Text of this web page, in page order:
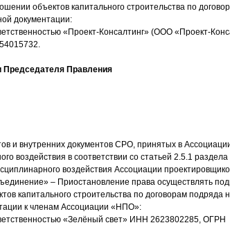
объектов капитального строительства по
документации:
«Проект-Консалтинг» (ООО «Проект-
Председателя Правления
и внутренних документов СРО, принятых в
воздействия в соответствии со статьей 2.5.1 раздела
воздействия Ассоциации
– Приостановление права осуществлять
капитального строительства по договорам подряда
к членам Ассоциации «НПО»:
«Зелёный свет» ИНН 2623802285, ОГРН